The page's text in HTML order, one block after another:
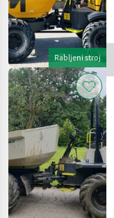
Rabljeni stroj